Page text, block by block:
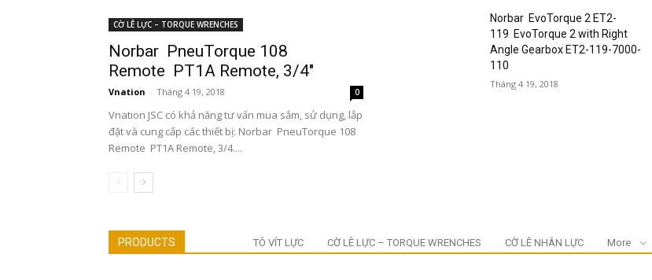
CỜ LÊ LỰC – TORQUE WRENCHES
Norbar PneuTorque 108
Remote PT1A Remote, 3/4″
Vnation - Tháng 4 19, 2018 0
Vnation JSC có khả năng tư vấn mua sắm, sử dụng, lắp
đặt và cung cấp các thiết bị: Norbar PneuTorque 108
Remote PT1A Remote, 3/4....
Norbar EvoTorque 2 ET2-
119 EvoTorque 2 with Right
Angle Gearbox ET2-119-7000-
110
Tháng 4 19, 2018
PRODUCTS TÔ VÍT LỰC CỜ LÊ LỰC – TORQUE WRENCHES CỜ LÊ NHÂN LỰC More